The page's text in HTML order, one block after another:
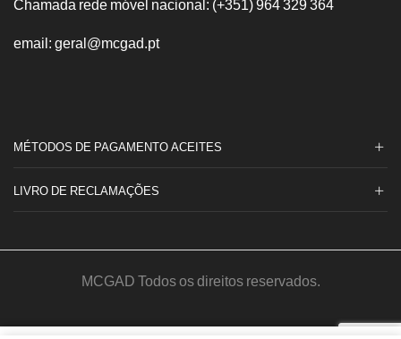
Chamada rede móvel nacional: (+351) 964 329 364
email: geral@mcgad.pt
MÉTODOS DE PAGAMENTO ACEITES
LIVRO DE RECLAMAÇÕES
MCGAD Todos os direitos reservados.